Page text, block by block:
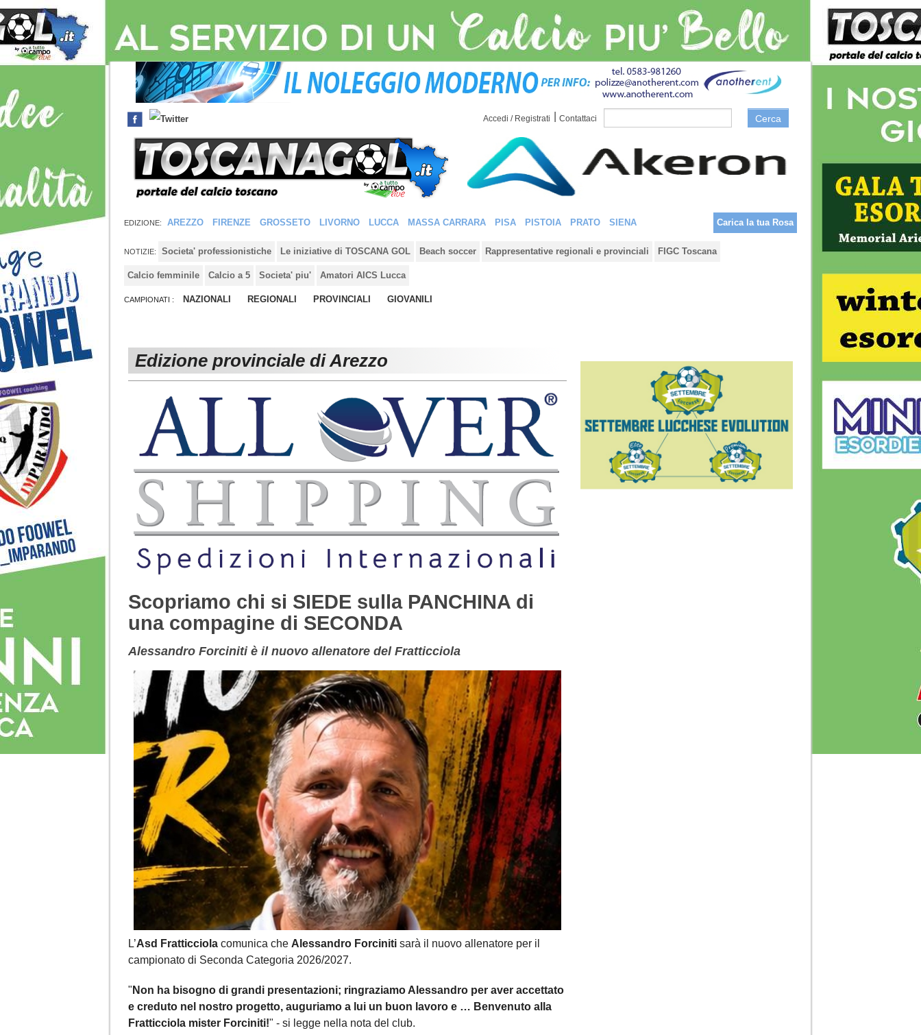
Accedi / Registrati Contattaci Cerca
EDIZIONE: AREZZO FIRENZE GROSSETO LIVORNO LUCCA MASSA CARRARA PISA PISTOIA PRATO SIENA Carica la tua Rosa
NOTIZIE: Societa' professionistiche Le iniziative di TOSCANA GOL Beach soccer Rappresentative regionali e provinciali FIGC Toscana
Calcio femminile Calcio a 5 Societa' piu' Amatori AICS Lucca
CAMPIONATI : NAZIONALI REGIONALI PROVINCIALI GIOVANILI
Edizione provinciale di Arezzo
Scopriamo chi si SIEDE sulla PANCHINA di
una compagine di SECONDA
Alessandro Forciniti è il nuovo allenatore del Fratticciola
L’Asd Fratticciola comunica che Alessandro Forciniti sarà il nuovo allenatore per il
campionato di Seconda Categoria 2026/2027.
" Non ha bisogno di grandi presentazioni; ringraziamo Alessandro per aver accettato
e creduto nel nostro progetto, auguriamo a lui un buon lavoro e … Benvenuto alla
Fratticciola mister Forciniti!" - si legge nella nota del club.